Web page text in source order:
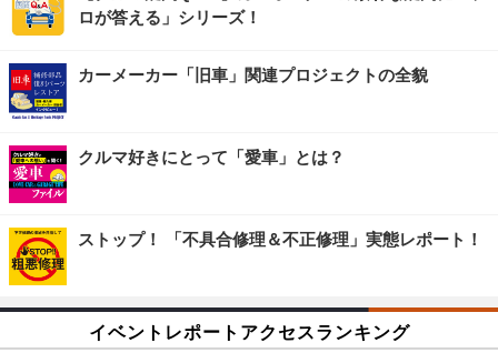
ロが答える」シリーズ！
カーメーカー「旧車」関連プロジェクトの全貌
クルマ好きにとって「愛車」とは？
ストップ！ 「不具合修理＆不正修理」実態レポート！
イベントレポートアクセスランキング